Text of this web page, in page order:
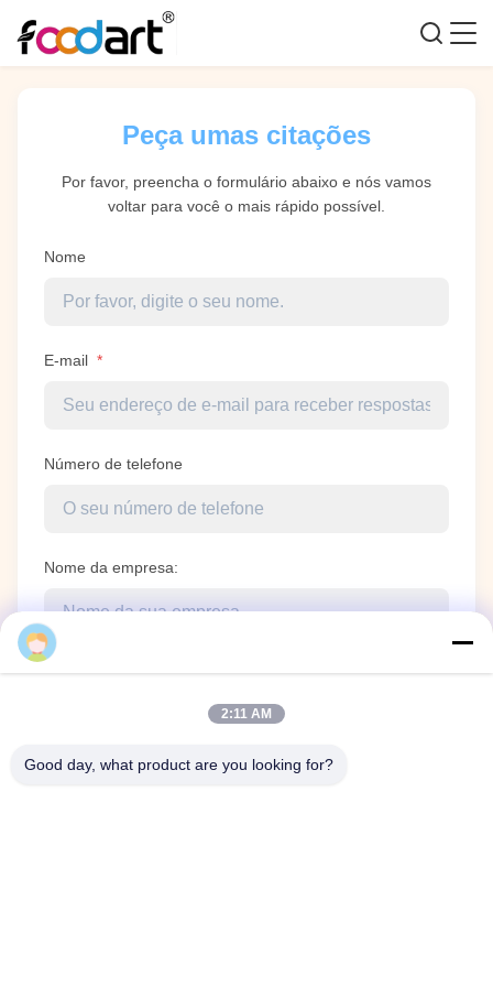
Peça umas citações
Por favor, preencha o formulário abaixo e nós vamos
voltar para você o mais rápido possível.
Nome
E-mail *
Número de telefone
Nome da empresa:
Mensagem de consulta *
2:11 AM
Good day, what product are you looking for?